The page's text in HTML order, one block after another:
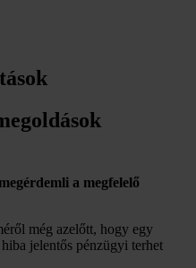
a megfelelő
még azelőtt, hogy egy
jelentős pénzügyi terhet